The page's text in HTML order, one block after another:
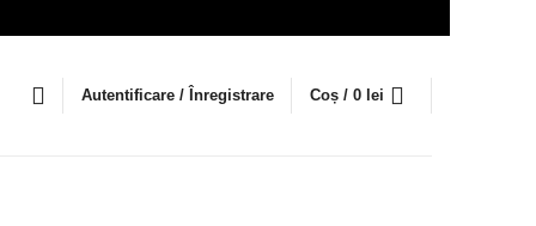
Autentificare / Înregistrare Coș / 0 lei